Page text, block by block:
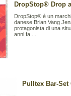
DropStop® Drop
DropStop® è un
danese Brian Vang
protagonista di una
anni fa....
Pulltex Bar-Set